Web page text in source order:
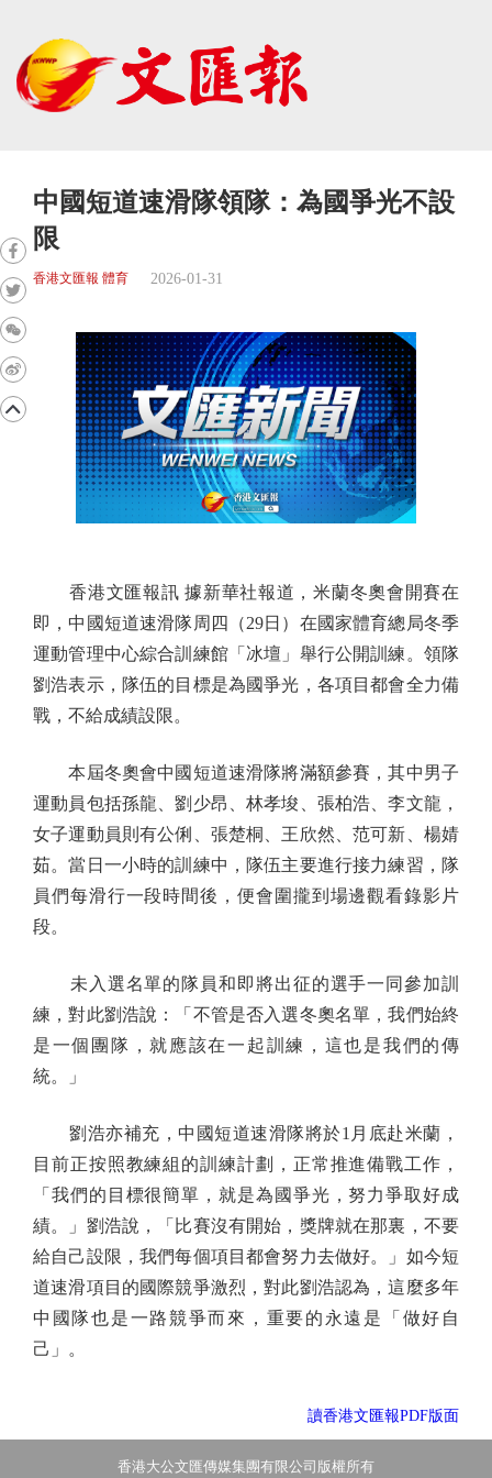
中國短道速滑隊領隊：為國爭光不設
限
香港文匯報 體育 2026-01-31
香港文匯報訊 據新華社報道，米蘭冬奧會開賽在
即，中國短道速滑隊周四（29日）在國家體育總局冬季
運動管理中心綜合訓練館「冰壇」舉行公開訓練。領隊
劉浩表示，隊伍的目標是為國爭光，各項目都會全力備
戰，不給成績設限。
本屆冬奧會中國短道速滑隊將滿額參賽，其中男子
運動員包括孫龍、劉少昂、林孝埈、張柏浩、李文龍，
女子運動員則有公俐、張楚桐、王欣然、范可新、楊婧
茹。當日一小時的訓練中，隊伍主要進行接力練習，隊
員們每滑行一段時間後，便會圍攏到場邊觀看錄影片
段。
未入選名單的隊員和即將出征的選手一同參加訓
練，對此劉浩說：「不管是否入選冬奧名單，我們始終
是一個團隊，就應該在一起訓練，這也是我們的傳
統。」
劉浩亦補充，中國短道速滑隊將於1月底赴米蘭，
目前正按照教練組的訓練計劃，正常推進備戰工作，
「我們的目標很簡單，就是為國爭光，努力爭取好成
績。」劉浩說，「比賽沒有開始，獎牌就在那裏，不要
給自己設限，我們每個項目都會努力去做好。」如今短
道速滑項目的國際競爭激烈，對此劉浩認為，這麼多年
中國隊也是一路競爭而來，重要的永遠是「做好自
己」。
讀香港文匯報PDF版面
香港大公文匯傳媒集團有限公司版權所有